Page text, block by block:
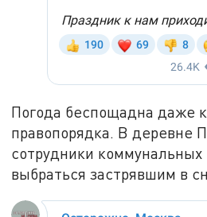
Погода беспощадна даже
правопорядка. В деревне
сотрудники
выбраться застрявшим в